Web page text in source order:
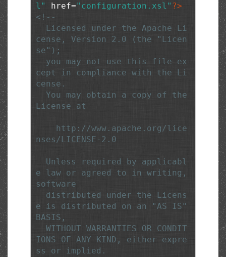
l"
href="configuration.xsl" ?>
<!--
cense, Version 2.0 (the "Licen
se");
cept in compliance with the Li
cense.
License at
nses/LICENSE-2.0
e law or agreed to in writing,
software
e is distributed on an "AS IS"
BASIS,
IONS OF ANY KIND, either expre
ss or implied.